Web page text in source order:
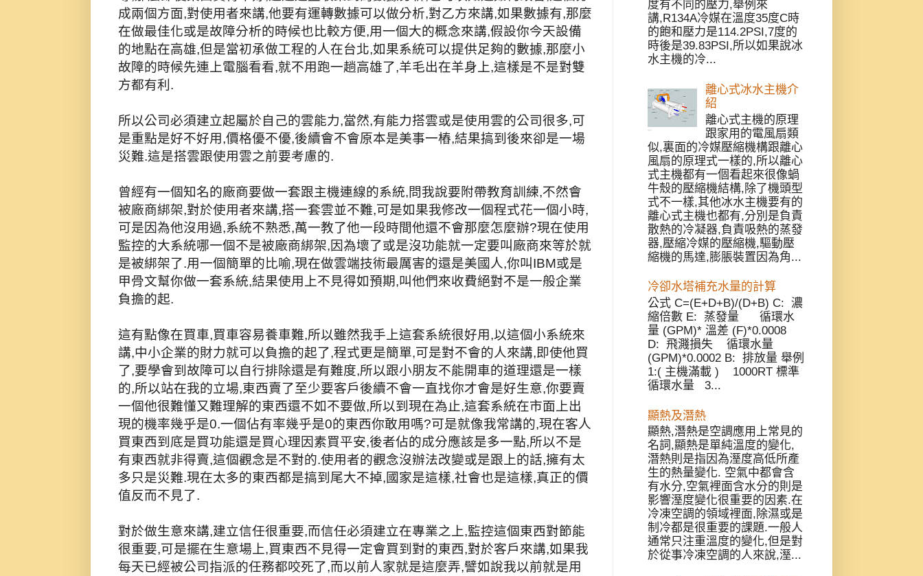
成兩個方面,對使用者來講,他要有運轉數據可以做分析,對乙方來講,如果數據有,那麼
在做最佳化或是故障分析的時候也比較方便,用一個大的概念來講,假設你今天設備
的地點在高雄,但是當初承做工程的人在台北,如果系統可以提供足夠的數據,那麼小
故障的時候先連上電腦看看,就不用跑一趟高雄了,羊毛出在羊身上,這樣是不是對雙
方都有利.
所以公司必須建立起屬於自己的雲能力,當然,有能力搭雲或是使用雲的公司很多,可
是重點是好不好用,價格優不優,後續會不會原本是美事一樁,結果搞到後來卻是一場
災難.這是搭雲跟使用雲之前要考慮的.
曾經有一個知名的廠商要做一套跟主機連線的系統,問我說要附帶教育訓練,不然會
被廠商綁架,對於使用者來講,搭一套雲並不難,可是如果我修改一個程式花一個小時,
可是因為他沒用過,系統不熟悉,萬一教了他一段時間他還不會那麼怎麼辦?現在使用
監控的大系統哪一個不是被廠商綁架,因為壞了或是沒功能就一定要叫廠商來等於就
是被綁架了.用一個簡單的比喻,現在做雲端技術最厲害的還是美國人,你叫IBM或是
甲骨文幫你做一套系統,結果使用上不見得如預期,叫他們來收費絕對不是一般企業
負擔的起.
這有點像在買車,買車容易養車難,所以雖然我手上這套系統很好用,以這個小系統來
講,中小企業的財力就可以負擔的起了,程式更是簡單,可是對不會的人來講,即使他買
了,要學會到故障可以自行排除還是有難度,所以跟小朋友不能開車的道理還是一樣
的,所以站在我的立場,東西賣了至少要客戶後續不會一直找你才會是好生意,你要賣
一個他很難懂又難理解的東西還不如不要做,所以到現在為止,這套系統在市面上出
現的機率幾乎是0.一個佔有率幾乎是0的東西你敢用嗎?可是就像我常講的,現在客人
買東西到底是買功能還是買心理因素買平安,後者佔的成分應該是多一點,所以不是
有東西就非得賣,這個觀念是不對的.使用者的觀念沒辦法改變或是跟上的話,擁有太
多只是災難.現在太多的東西都是搞到尾大不掉,國家是這樣,社會也是這樣,真正的價
值反而不見了.
對於做生意來講,建立信任很重要,而信任必須建立在專業之上,監控這個東西對節能
很重要,可是擺在生意場上,買東西不見得一定會買到對的東西,對於客戶來講,如果我
每天已經被公司指派的任務都咬死了,而以前人家就是這麼弄,譬如說我以前就是用
度有不同的壓力,舉例來
講,R134A冷媒在溫度35度C時
的飽和壓力是114.2PSI,7度的
時後是39.83PSI,所以如果說冰
水主機的冷...
離心式冰水主機介
紹
離心式主機的原理
跟家用的電風扇類
似,裏面的冷媒壓縮機構跟離心
風扇的原理式一樣的,所以離心
式主機都有一個看起來很像蝸
牛殼的壓縮機結構,除了機頭型
式不一樣,其他冰水主機要有的
離心式主機也都有,分別是負責
散熱的冷凝器,負責吸熱的蒸發
器,壓縮冷媒的壓縮機,驅動壓
縮機的馬達,膨脹裝置因為角...
冷卻水塔補充水量的計算
公式 C=(E+D+B)/(D+B) C: 濃
縮倍數 E: 蒸發量 循環水
量 (GPM)* 溫差 (F)*0.0008
D: 飛濺損失 循環水量
(GPM)*0.0002 B: 排放量 舉例
1:( 主機滿載 ) 1000RT 標準
循環水量 3...
顯熱及潛熱
顯熱,潛熱是空調應用上常見的
名詞,顯熱是單純溫度的變化,
潛熱則是指因為溼度高低所產
生的熱量變化. 空氣中都會含
有水分,空氣裡面含水分的則是
影響溼度變化很重要的因素.在
冷凍空調的領域裡面,除濕或是
制冷都是很重要的課題.一般人
通常只注重溫度的變化,但是對
於從事冷凍空調的人來說,溼...